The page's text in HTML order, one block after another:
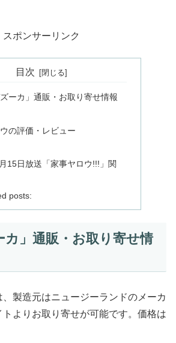
スポンサーリンク
目次
ズーカ」通販・お取り寄せ情報
の評価・レビュー
15日放送「家事ヤロウ!!!」関
posts:
カ」通販・お取り寄せ情
、製造元はニュージーランドのメーカ
よりお取り寄せが可能です。価格は